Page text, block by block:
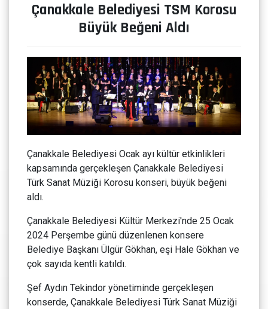
Çanakkale Belediyesi TSM Korosu
Büyük Beğeni Aldı
Çanakkale Belediyesi Ocak ayı kültür etkinlikleri
kapsamında gerçekleşen Çanakkale Belediyesi
Türk Sanat Müziği Korosu konseri, büyük beğeni
aldı.
Çanakkale Belediyesi Kültür Merkezi'nde 25 Ocak
2024 Perşembe günü düzenlenen konsere
Belediye Başkanı Ülgür Gökhan, eşi Hale Gökhan ve
çok sayıda kentli katıldı.
Şef Aydın Tekindor yönetiminde gerçekleşen
konserde, Çanakkale Belediyesi Türk Sanat Müziği